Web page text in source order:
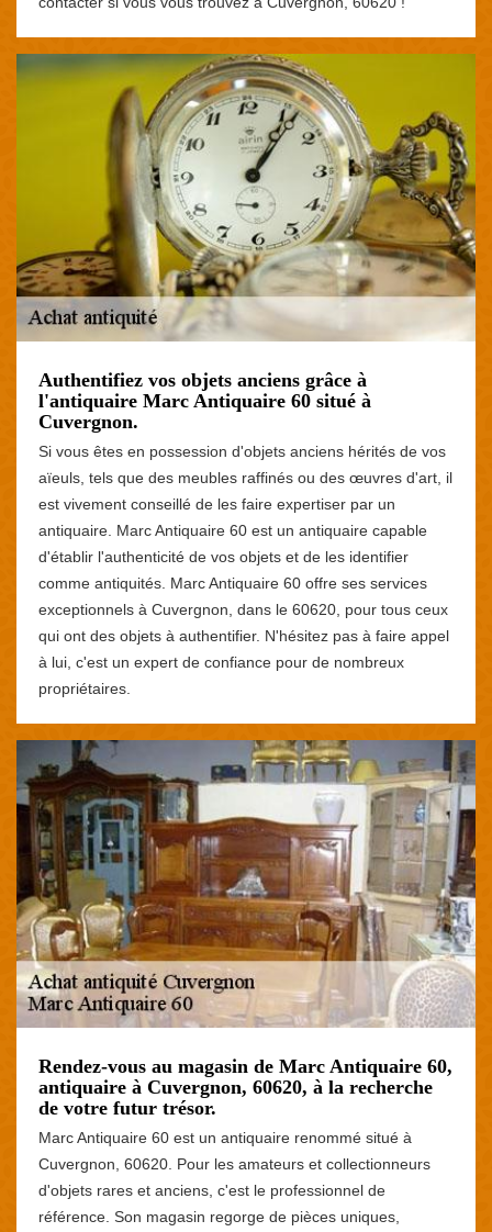
Authentifiez vos objets anciens grâce à
l'antiquaire Marc Antiquaire 60 situé à
Cuvergnon.
Si vous êtes en possession d'objets anciens hérités de vos
aïeuls, tels que des meubles raffinés ou des œuvres d'art, il
est vivement conseillé de les faire expertiser par un
antiquaire. Marc Antiquaire 60 est un antiquaire capable
d'établir l'authenticité de vos objets et de les identifier
comme antiquités. Marc Antiquaire 60 offre ses services
exceptionnels à Cuvergnon, dans le 60620, pour tous ceux
qui ont des objets à authentifier. N'hésitez pas à faire appel
à lui, c'est un expert de confiance pour de nombreux
propriétaires.
Rendez-vous au magasin de Marc Antiquaire 60,
antiquaire à Cuvergnon, 60620, à la recherche
de votre futur trésor.
Marc Antiquaire 60 est un antiquaire renommé situé à
Cuvergnon, 60620. Pour les amateurs et collectionneurs
d'objets rares et anciens, c'est le professionnel de
référence. Son magasin regorge de pièces uniques,